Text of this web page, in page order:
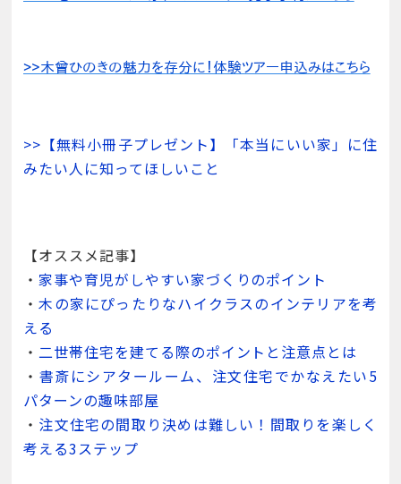
>>【無料小冊子プレゼント】「本当にいい家」に住
みたい人に知ってほしいこと
【オススメ記事】
・家事や育児がしやすい家づくりのポイント
・木の家にぴったりなハイクラスのインテリアを考
える
・二世帯住宅を建てる際のポイントと注意点とは
・ 書斎にシアタールーム、注文住宅でかなえたい5
パターンの趣味部屋
・ 注文住宅の間取り決めは難しい！間取りを楽しく
考える3ステップ